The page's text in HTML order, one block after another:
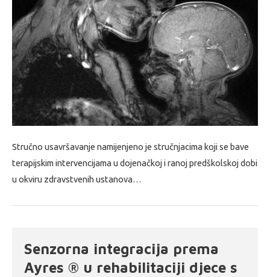
Stručno usavršavanje namijenjeno je stručnjacima koji se bave
terapijskim intervencijama u dojenačkoj i ranoj predškolskoj dobi
u okviru zdravstvenih ustanova…
Senzorna integracija prema
Ayres ® u rehabilitaciji djece s